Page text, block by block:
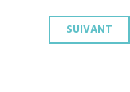
SUIVANT